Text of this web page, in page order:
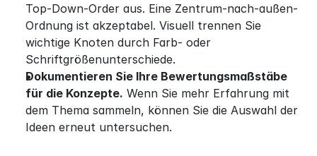
Top-Down-Order aus. Eine Zentrum-nach-außen-
Ordnung ist akzeptabel. Visuell trennen Sie
wichtige Knoten durch Farb- oder
Schriftgrößenunterschiede.
Dokumentieren Sie Ihre Bewertungsmaßstäbe
für die Konzepte. Wenn Sie mehr Erfahrung mit
dem Thema sammeln, können Sie die Auswahl der
Ideen erneut untersuchen.